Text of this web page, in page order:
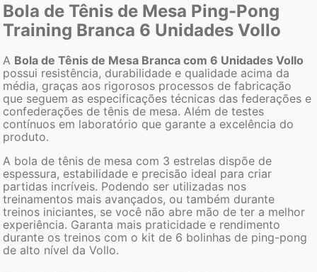
Bola de Tênis de Mesa Ping-Pong
Training Branca 6 Unidades Vollo
A Bola de Tênis de Mesa Branca com 6 Unidades Vollo
possui resistência, durabilidade e qualidade acima da
média, graças aos rigorosos processos de fabricação
que seguem as especificações técnicas das federações e
confederações de tênis de mesa. Além de testes
contínuos em laboratório que garante a excelência do
produto.
A bola de tênis de mesa com 3 estrelas dispõe de
espessura, estabilidade e precisão ideal para criar
partidas incríveis. Podendo ser utilizadas nos
treinamentos mais avançados, ou também durante
treinos iniciantes, se você não abre mão de ter a melhor
experiência. Garanta mais praticidade e rendimento
durante os treinos com o kit de 6 bolinhas de ping-pong
de alto nível da Vollo.